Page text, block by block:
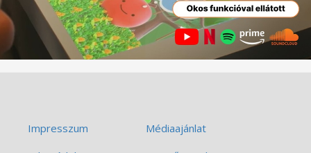
Impresszum
Médiaajánlat